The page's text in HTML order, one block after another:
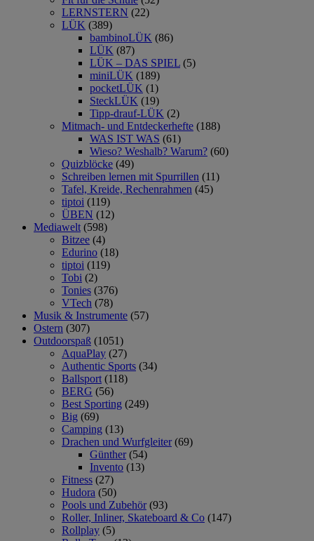
LERNSTERN (22)
LÜK (389)
bambinoLÜK (86)
LÜK (87)
LÜK – DAS SPIEL (5)
miniLÜK (189)
pocketLÜK (1)
SteckLÜK (19)
Tipp-drauf-LÜK (2)
Mitmach- und Entdeckerhefte (188)
WAS IST WAS (61)
Wieso? Weshalb? Warum? (60)
Quizblöcke (49)
Schreiben lernen mit Spurrillen (11)
Tafel, Kreide, Rechenrahmen (45)
tiptoi (119)
ÜBEN (12)
Mediawelt (598)
Bitzee (4)
Edurino (18)
tiptoi (119)
Tobi (2)
Tonies (376)
VTech (78)
Musik & Instrumente (57)
Ostern (307)
Outdoorspaß (1051)
AquaPlay (27)
Authentic Sports (34)
Ballsport (118)
BERG (56)
Best Sporting (249)
Big (69)
Camping (13)
Drachen und Wurfgleiter (69)
Günther (54)
Invento (13)
Fitness (27)
Hudora (50)
Pools und Zubehör (93)
Roller, Inliner, Skateboard & Co (147)
Rollplay (5)